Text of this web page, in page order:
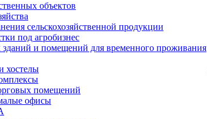
объектов
сельскохозяйственной продукции
под агробизнес
и помещений для временного проживания
хостелы
помещений
офисы